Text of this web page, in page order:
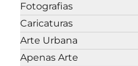
Fotografias
Caricaturas
Arte Urbana
Apenas Arte